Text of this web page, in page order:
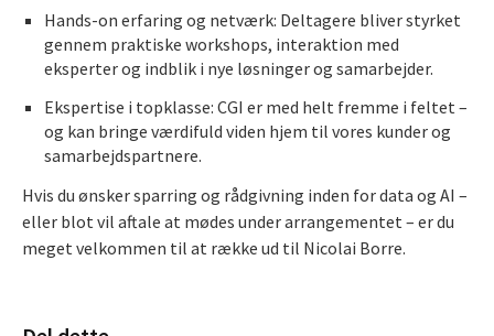
Hands-on erfaring og netværk: Deltagere bliver styrket
gennem praktiske workshops, interaktion med
eksperter og indblik i nye løsninger og samarbejder.
Ekspertise i topklasse: CGI er med helt fremme i feltet –
og kan bringe værdifuld viden hjem til vores kunder og
samarbejdspartnere.
Hvis du ønsker sparring og rådgivning inden for data og AI –
eller blot vil aftale at mødes under arrangementet – er du
meget velkommen til at række ud til Nicolai Borre.